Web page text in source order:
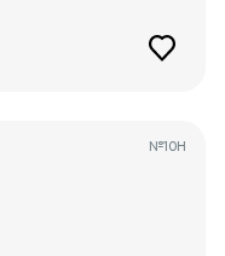
№10Н